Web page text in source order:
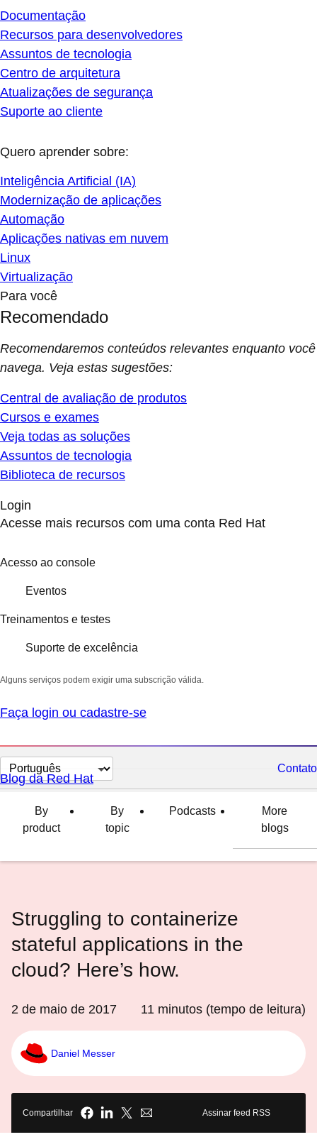
Documentação
Recursos para desenvolvedores
Assuntos de tecnologia
Centro de arquitetura
Atualizações de segurança
Suporte ao cliente
Quero aprender sobre:
Inteligência Artificial (IA)
Modernização de aplicações
Automação
Aplicações nativas em nuvem
Linux
Virtualização
Para você
Recomendado
Recomendaremos conteúdos relevantes enquanto você
navega. Veja estas sugestões:
Central de avaliação de produtos
Cursos e exames
Veja todas as soluções
Assuntos de tecnologia
Biblioteca de recursos
Login
Acesse mais recursos com uma conta Red Hat
Acesso ao console
Eventos
Treinamentos e testes
Suporte de excelência
Alguns serviços podem exigir uma subscrição válida.
Faça login ou cadastre-se
Selecionar
idioma
Contato
Blog da Red Hat
By
product
By
topic
Podcasts
More
blogs
Struggling to containerize
stateful applications in the
cloud? Here’s how.
2 de maio de 2017 11 minutos (tempo de leitura)
Daniel Messer
Compartilhar Assinar feed RSS